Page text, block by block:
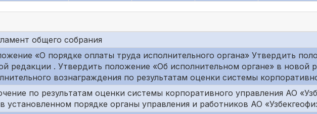
общего собрания
«О порядке оплаты труда исполнительного органа» Утвердить
редакции . Утвердить положение «Об исполнительном органе» в новой
вознаграждения по результатам оценки системы
по результатам оценки системы корпоративного управления АО
установленном порядке органы управления и работников АО